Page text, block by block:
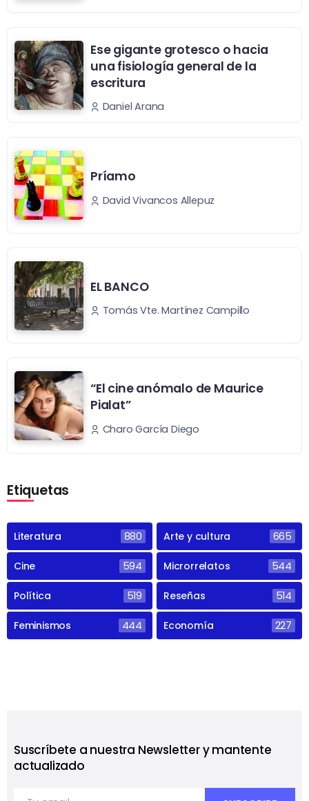
Ese gigante grotesco o hacia
una fisiología general de la
escritura
Daniel Arana
Príamo
David Vivancos Allepuz
EL BANCO
Tomás Vte. Martínez Campillo
“El cine anómalo de Maurice
Pialat”
Charo García Diego
Etiquetas
Literatura 880 Arte y cultura 665
Cine 594 Microrrelatos 544
Política 519 Reseñas 514
Feminismos 444 Economía 227
Suscríbete a nuestra Newsletter y mantente
actualizado